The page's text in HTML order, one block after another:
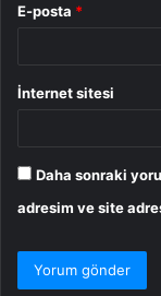
E-posta *
İnternet sitesi
Daha sonraki
adresim ve site